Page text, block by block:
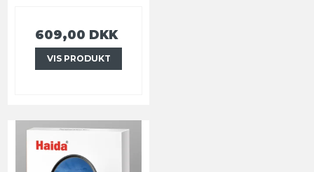
609,00 DKK
VIS PRODUKT